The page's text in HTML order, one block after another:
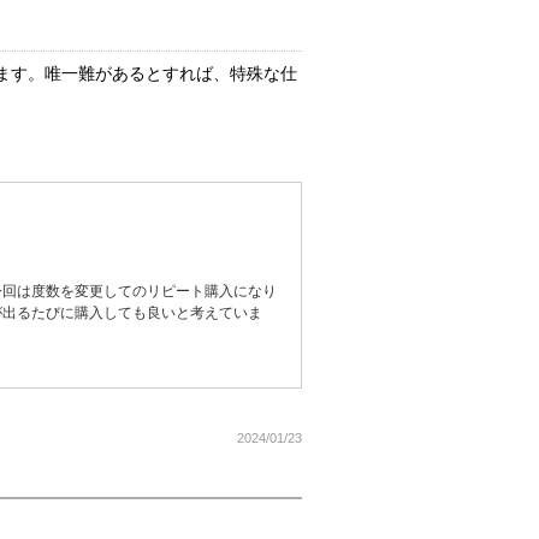
す。唯一難があるとすれば、特殊な仕
は度数を変更してのリピート購入になり
るたびに購入しても良いと考えていま
2024/01/23